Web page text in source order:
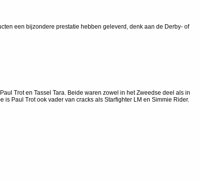
een bijzondere prestatie hebben geleverd, denk aan de Derby- of
Trot en Tassel Tara. Beide waren zowel in het Zweedse deel als in
Paul Trot ook vader van cracks als Starfighter LM en Simmie Rider.